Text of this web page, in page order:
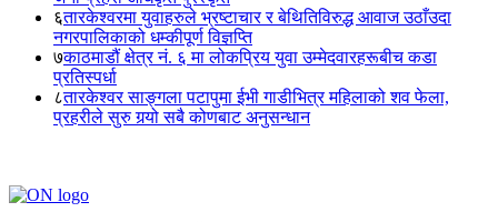
६तारकेश्वरमा युवाहरुले भ्रष्टाचार र बेथितिविरुद्ध आवाज उठाँउदा
नगरपालिकाको धम्कीपूर्ण विज्ञप्ति
७काठमाडौं क्षेत्र नं. ६ मा लोकप्रिय युवा उम्मेदवारहरूबीच कडा
प्रतिस्पर्धा
८तारकेश्वर साङ्गला पटापुमा ईभी गाडीभित्र महिलाको शव फेला,
प्रहरीले सुरु गर्‍यो सबै कोणबाट अनुसन्धान